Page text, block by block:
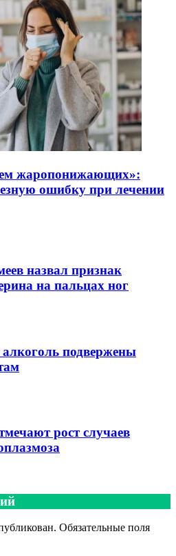
жаропонижающих»:
ошибку при лечении
назвал признак
на пальцах ног
подвержены
рост случаев
Обязательные поля